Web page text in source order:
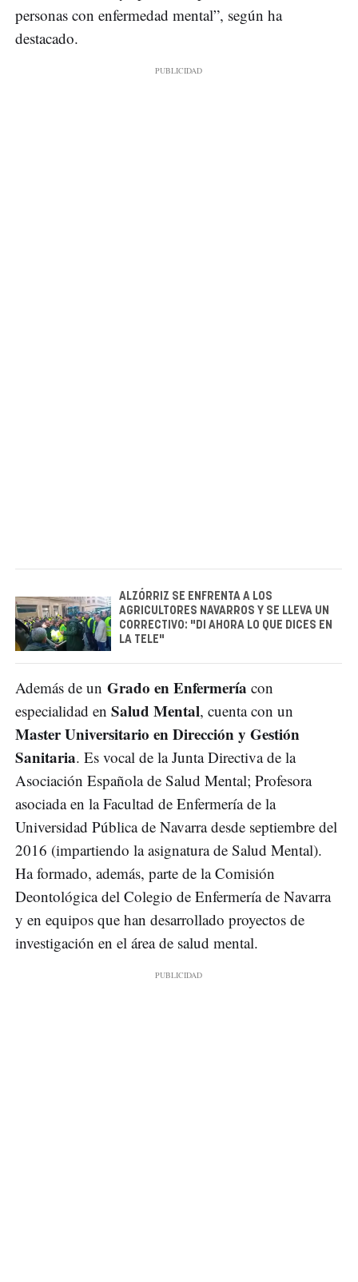
personas con enfermedad mental”, según ha
destacado.
ALZÓRRIZ SE ENFRENTA A LOS
AGRICULTORES NAVARROS Y SE LLEVA UN
CORRECTIVO: "DI AHORA LO QUE DICES EN
LA TELE"
Además de un Grado en Enfermería con
especialidad en Salud Mental, cuenta con un
MasterUniversitario en Dirección y Gestión
Sanitaria. Es vocal de la Junta Directiva de la
Asociación Española de Salud Mental; Profesora
asociada en la Facultad de Enfermería de la
Universidad Pública de Navarra desde septiembre del
2016 (impartiendo la asignatura de Salud Mental).
Ha formado, además, parte de la Comisión
Deontológica del Colegio de Enfermería de Navarra
y en equipos que han desarrollado proyectos de
investigación en el área de salud mental.